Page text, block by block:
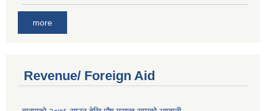
more
Revenue/ Foreign Aid